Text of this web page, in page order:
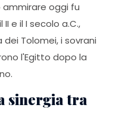
oggi fu
e il I secolo a.C.,
Tolomei, i sovrani
l'Egitto dopo la
sinergia tra